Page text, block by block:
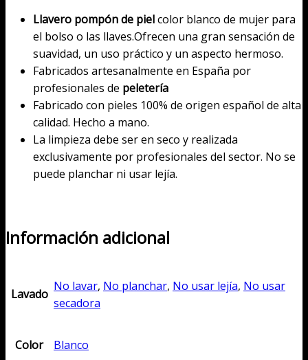
Llavero pompón de pielcolor blanco de mujer para
el bolso o las llaves.Ofrecen una gran sensación de
suavidad, un uso práctico y un aspecto hermoso.
Fabricados artesanalmente en España por
profesionales de peletería
Fabricado con pieles 100% de origen español de alta
calidad. Hecho a mano.
La limpieza debe ser en seco y realizada
exclusivamente por profesionales del sector. No se
puede planchar ni usar lejía.
Información adicional
Lavado
No lavar, No planchar, No usar lejía, No usar
secadora
Color Blanco